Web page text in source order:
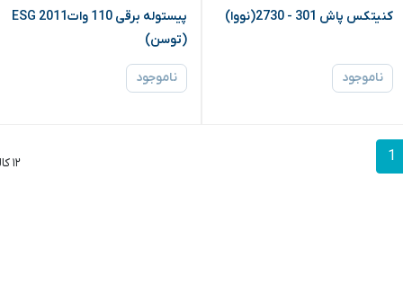
کنیتکس پاش 301 - 2730(نووا)
ناموجود
پیستوله برقی 110 واتESG 2011
(توسن)
ناموجود
1 ۱۲ کالا